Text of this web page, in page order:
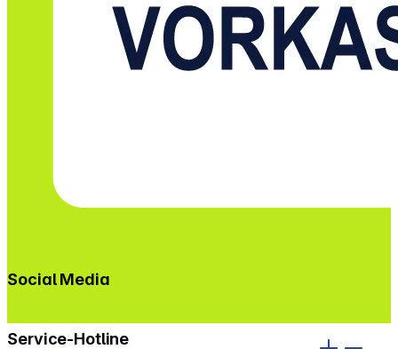
Service-Hotline
Social Media